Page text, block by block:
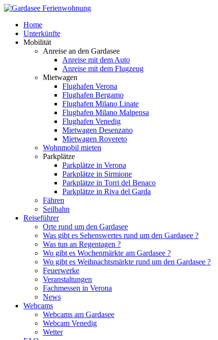
Home
Unterkünfte
Mobilität
Anreise an den Gardasee
Anreise mit dem Auto
Anreise mit dem Flugzeug
Mietwagen
Flughafen Verona
Flughafen Bergamo
Flughafen Milano Linate
Flughafen Milano Malpensa
Flughafen Venedig
Mietwagen Desenzano
Mietwagen Rovereto
Wohnmobil mieten
Parkplätze
Parkplätze in Verona
Parkplätze in Sirmione
Parkplätze in Torri del Benaco
Parkplätze in Riva del Garda
Fähren
Seilbahn
Reiseführer
Orte rund um den Gardasee
Was gibt es Sehenswertes rund um den Gardasee ?
Was tun an Regentagen ?
Wo gibt es Wochenmärkte am Gardasee ?
Wo gibt es Weihnachtsmärkte rund um den Gardasee ?
Feuerwerke
Veranstaltungen
Fachmessen in Verona
News
Webcams
Webcams am Gardasee
Webcam Venedig
Wetter